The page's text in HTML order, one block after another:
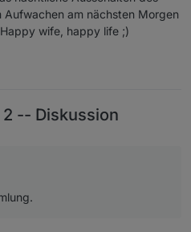
am nächsten Morgen
wife, happy life ;)
-- Diskussion